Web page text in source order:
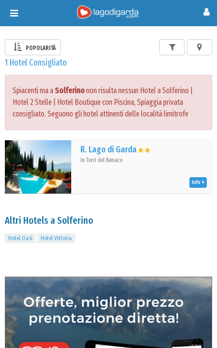
Toggle
navigation
POPOLARITÀ
1 Hotel Consigliato
Spiacenti ma aSolferinonon risulta nessun Hotel a Solferino |
Hotel 2 Stelle | Hotel Boutique con Piscina, Spiaggia privata
consigliato. Seguono gli hotel attinenti delle località limitrofe
R. Lago di Garda
in Torri del Benaco
Info
Altri Hotels a Solferino
Hotel Oasi Hotel Vittoria